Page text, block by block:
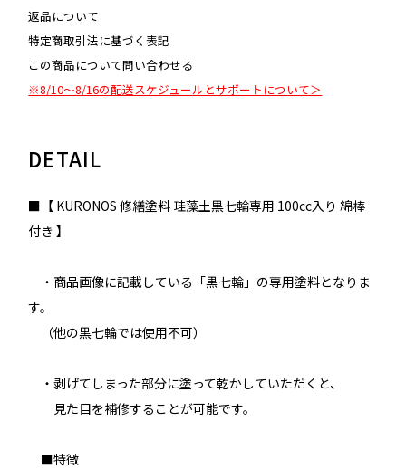
返品について
特定商取引法に基づく表記
この商品について問い合わせる
※8/10～8/16の配送スケジュールとサポートについて＞
DETAIL
■【 KURONOS 修繕塗料 珪藻土黒七輪専用 100cc入り 綿棒
付き 】
・商品画像に記載している「黒七輪」の専用塗料となりま
す。
（他の黒七輪では使用不可）
・剥げてしまった部分に塗って乾かしていただくと、
見た目を補修することが可能です。
■特徴